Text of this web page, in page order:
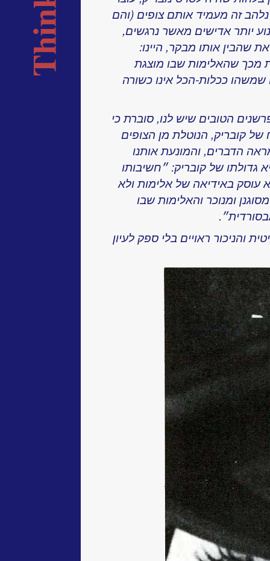
זה מעמיד אותם צופים (והם
יותר אדישים מאשר נרגשים,
שהבין אותו מבקר, היינו:
מכך שהאלימות שבו מוצגת
שמשהו ככלות-הכל אינו כשורה
הטובים שיש לנו, סוברת כי
קובריק, הנוטלת מן הצופים
הדברים, והמונעת אותנו
של קובריק: ״חשיבותו
באידיאה של אלימות ולא
ומנוכר והאלימות שבו
והניכור ראויים בלי ספק לעיון